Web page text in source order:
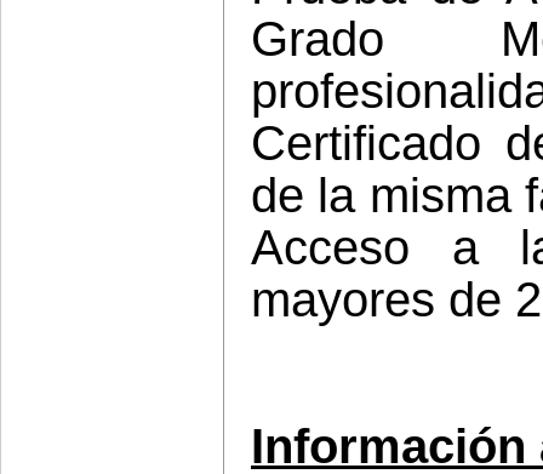
Grado
Certificado
de la misma
Acceso a
mayores de
Información